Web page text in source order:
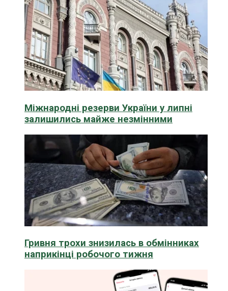
Міжнародні резерви України у липні
залишились майже незмінними
Гривня трохи знизилась в обмінниках
наприкінці робочого тижня